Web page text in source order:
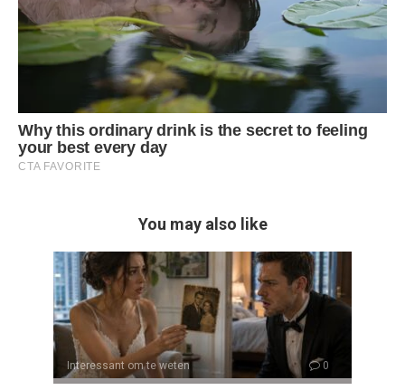
You may also like
Interessant om te weten 0